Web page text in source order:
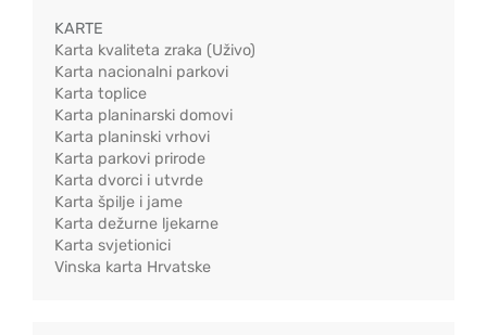
KARTE
Karta kvaliteta zraka (Uživo)
Karta nacionalni parkovi
Karta toplice
Karta planinarski domovi
Karta planinski vrhovi
Karta parkovi prirode
Karta dvorci i utvrde
Karta špilje i jame
Karta dežurne ljekarne
Karta svjetionici
Vinska karta Hrvatske